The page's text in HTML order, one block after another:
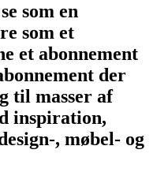
som en
som et
et abonnement
der
til masser af
inspiration,
, møbel- og